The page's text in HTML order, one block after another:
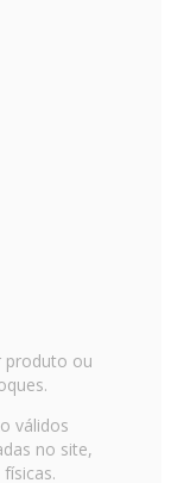
produto ou
válidos
no site,